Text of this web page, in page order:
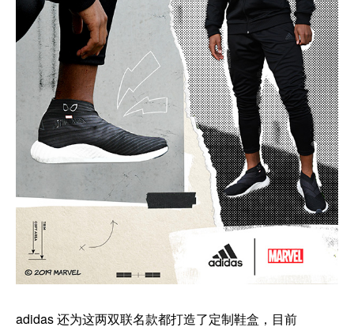
adidas 还为这两双联名款都打造了定制鞋盒，目前